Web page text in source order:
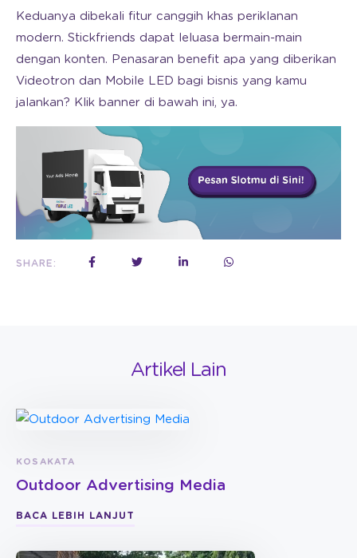
Keduanya dibekali fitur canggih khas periklanan
modern. Stickfriends dapat leluasa bermain-main
dengan konten. Penasaran benefit apa yang diberikan
Videotron dan Mobile LED bagi bisnis yang kamu
jalankan? Klik banner di bawah ini, ya.
SHARE:
Artikel Lain
KOSAKATA
Outdoor Advertising Media
BACA LEBIH LANJUT